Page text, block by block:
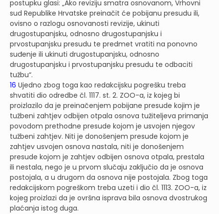
postupku glasi: „Ako reviziju smatra osnovanom, Vrhovni
sud Republike Hrvatske preinačit će pobijanu presudu ili,
ovisno o razlogu osnovanosti revizije, ukinuti
drugostupanjsku, odnosno drugostupanjsku i
prvostupanjsku presudu te predmet vratiti na ponovno
suđenje ili ukinuti drugostupanjsku, odnosno
drugostupanjsku i prvostupanjsku presudu te odbaciti
tužbu“.
16 Ujedno zbog toga kao redakcijsku pogrešku treba
shvatiti dio odredbe čl. 1117. st. 2. ZOO-a, iz kojeg bi
proizlazilo da je preinačenjem pobijane presude kojim je
tužbeni zahtjev odbijen otpala osnova tužiteljeva primanja
povodom prethodne presude kojom je usvojen njegov
tužbeni zahtjev. Niti je donošenjem presude kojom je
zahtjev usvojen osnova nastala, niti je donošenjem
presude kojom je zahtjev odbijen osnova otpala, prestala
ili nestala, nego je u prvom slučaju zaključio da je osnova
postojala, a u drugom da osnova nije postojala. Zbog toga
redakcijskom pogreškom treba uzeti i dio čl. 1113. ZOO-a, iz
kojeg proizlazi da je ovršna isprava bila osnova dvostrukog
plaćanja istog duga.